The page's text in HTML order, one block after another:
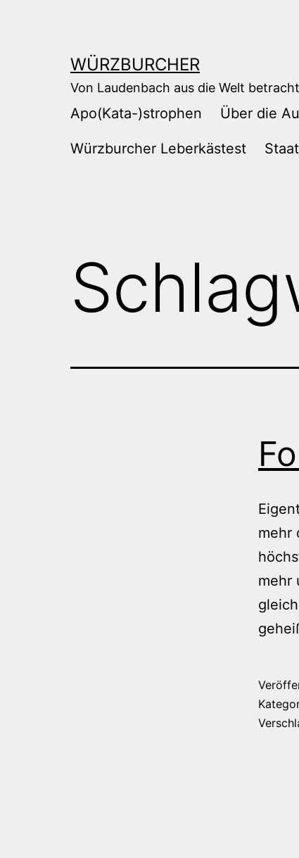
WÜRZBURCHER
Von Laudenbach aus die Welt
Apo(Kata-)strophen Über die
Würzburcher Leberkästest
mehr
mehr